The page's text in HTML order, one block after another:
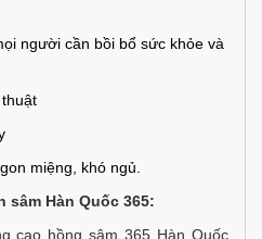
người cần bồi bổ sức khỏe và
miệng, khó ngủ.
sâm Hàn Quốc 365:
cao hồng sâm 365 Hàn Quốc